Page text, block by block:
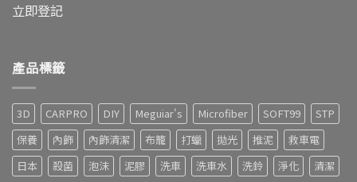
立即登記
產品標籤
3D CARPRO DIY Meguiar's Microfiber SOFT99
STP
保養
內飾 內飾清潔 布籠 打蠟 拋光 推泥
救車電
日本
殺菌 泡沫 泥膠 洗車 洗車水 洗鈴 淨化 清潔